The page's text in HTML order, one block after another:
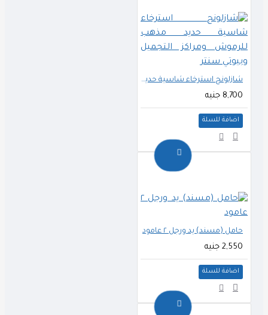
شازلونج استرخاء شاسية حديد مذهب للرموش ومراكز التجميل وبيوتي سنتر
8,700 جنيه
اضافة للسلة
حامل (مسند) يد ورجل ٢ عامود
2,550 جنيه
اضافة للسلة